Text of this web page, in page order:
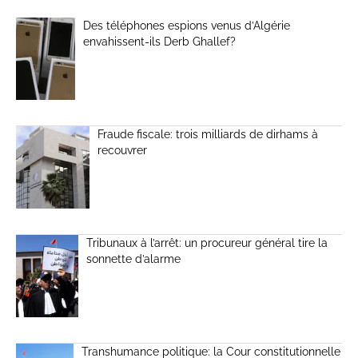
Des téléphones espions venus d’Algérie
envahissent-ils Derb Ghallef?
Fraude fiscale: trois milliards de dirhams à
recouvrer
Tribunaux à l’arrêt: un procureur général tire la
sonnette d’alarme
Transhumance politique: la Cour constitutionnelle